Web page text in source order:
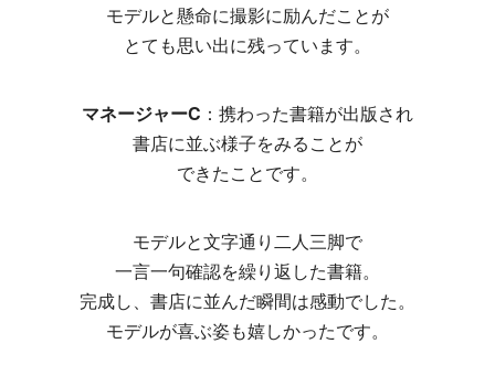
モデルと懸命に撮影に励んだことが
とても思い出に残っています。
マネージャーC ：携わった書籍が出版され
書店に並ぶ様子をみることが
できたことです。
モデルと文字通り二人三脚で
一言一句確認を繰り返した書籍。
完成し、書店に並んだ瞬間は感動でした。
モデルが喜ぶ姿も嬉しかったです。